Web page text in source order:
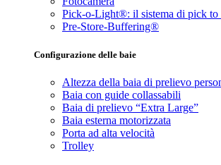
Pick-o-Light®: il sistema di pick to
Pre-Store-Buffering®
Configurazione delle baie
Altezza della baia di prelievo
Baia con guide collassabili
Baia di prelievo “Extra Large”
Baia esterna motorizzata
Porta ad alta velocità
Trolley